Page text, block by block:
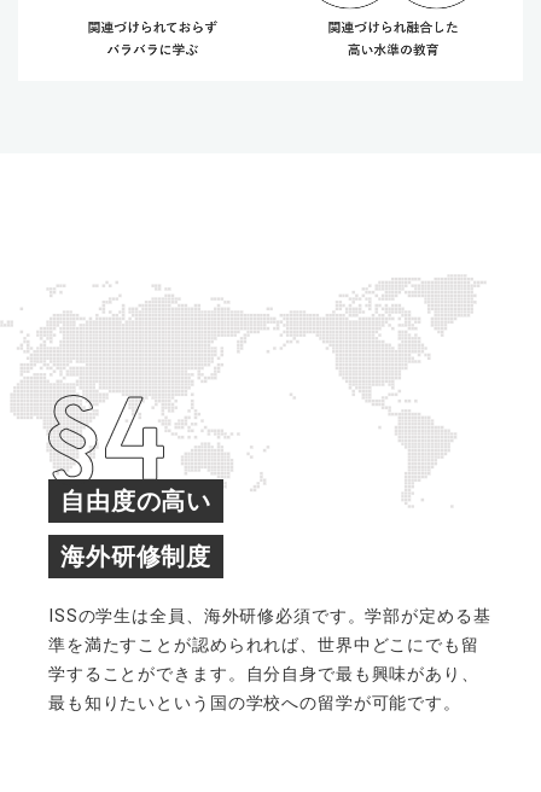
自由度の高い
海外研修制度
ISSの学生は全員、海外研修必須です。学部が定める基
準を満たすことが認められれば、世界中どこにでも留
学することができます。自分自身で最も興味があり、
最も知りたいという国の学校への留学が可能です。